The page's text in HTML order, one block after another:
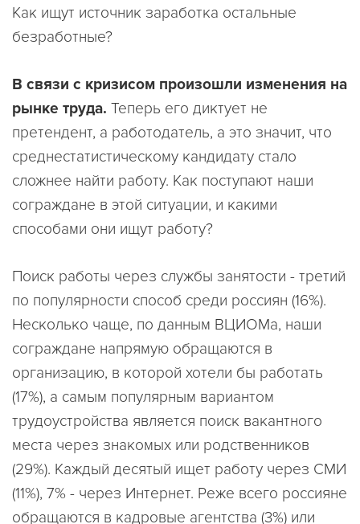
Как ищут источник заработка остальные
безработные?
В связи с кризисом произошли изменения на
рынке труда. Теперь его диктует не
претендент, а работодатель, а это значит, что
среднестатистическому кандидату стало
сложнее найти работу. Как поступают наши
сограждане в этой ситуации, и какими
способами они ищут работу?
Поиск работы через службы занятости - третий
по популярности способ среди россиян (16%).
Несколько чаще, по данным ВЦИОМа, наши
сограждане напрямую обращаются в
организацию, в которой хотели бы работать
(17%), а самым популярным вариантом
трудоустройства является поиск вакантного
места через знакомых или родственников
(29%). Каждый десятый ищет работу через СМИ
(11%), 7% - через Интернет. Реже всего россияне
обращаются в кадровые агентства (3%) или